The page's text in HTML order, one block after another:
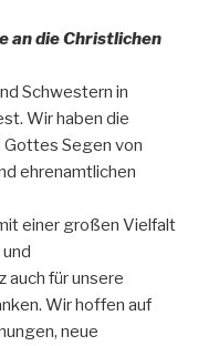
an die Christlichen
Schwestern in
Wir haben die
Gottes Segen von
ehrenamtlichen
einer großen Vielfalt
auch für unsere
Wir hoffen auf
neue